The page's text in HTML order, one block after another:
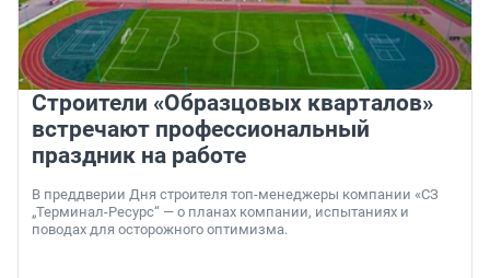
Строители «Образцовых кварталов»
встречают профессиональный
праздник на работе
В преддверии Дня строителя топ-менеджеры компании «СЗ
„Терминал-Ресурс“ — о планах компании, испытаниях и
поводах для осторожного оптимизма.